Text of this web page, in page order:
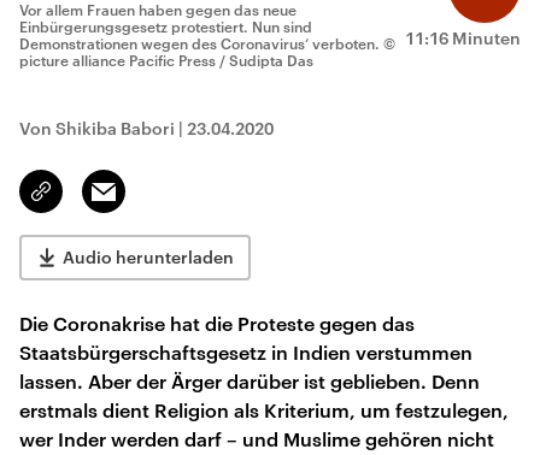
11:16 Minuten
Vor allem Frauen haben gegen das neue
Einbürgerungsgesetz protestiert. Nun sind
Demonstrationen wegen des Coronavirus‘ verboten. ©
picture alliance Pacific Press / Sudipta Das
Von Shikiba Babori | 23.04.2020
Link
kopieren/teilen
Email
Audio herunterladen
Die Coronakrise hat die Proteste gegen das
Staatsbürgerschaftsgesetz in Indien verstummen
lassen. Aber der Ärger darüber ist geblieben. Denn
erstmals dient Religion als Kriterium, um festzulegen,
wer Inder werden darf – und Muslime gehören nicht